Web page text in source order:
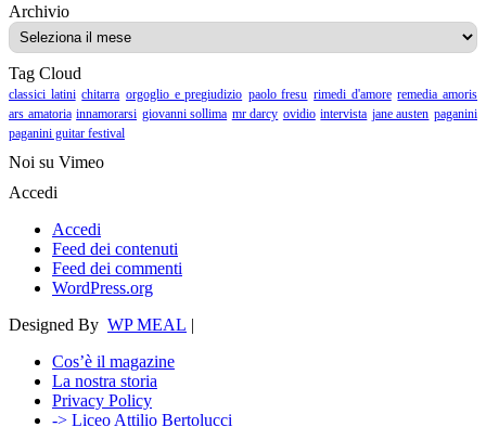
ArchivioArchivio
Tag Cloud
classici latini chitarra orgoglio e pregiudizio paolo fresu rimedi d'amore remedia amoris
ars amatoria innamorarsi giovanni sollima mr darcy ovidio intervista jane austen paganini
paganini guitar festival
Noi su Vimeo
Accedi
Accedi
Feed dei contenuti
Feed dei commenti
WordPress.org
Designed By WP MEAL |
Cos’è il magazine
La nostra storia
Privacy Policy
-> Liceo Attilio Bertolucci